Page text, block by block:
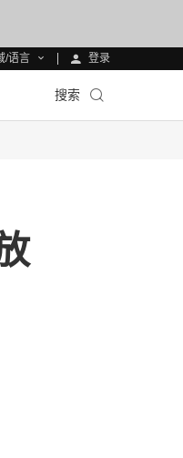
/语言 登录
搜索